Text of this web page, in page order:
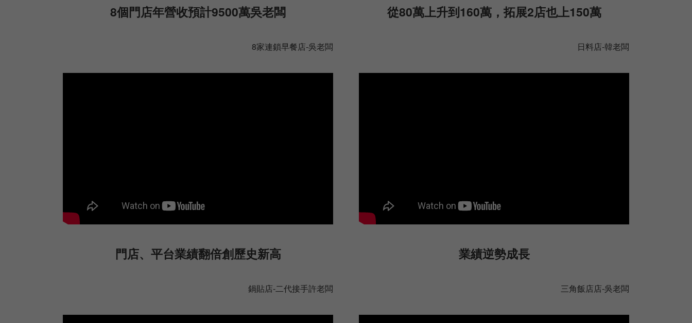
8個門店年營收預計9500萬吳老闆 從80萬上升到160萬，拓展2店也上150萬
8家連鎖早餐店-吳老闆 日料店-韓老闆
門店、平台業績翻倍創歷史新高 業績逆勢成長
鍋貼店-二代接手許老闆 三角飯店店-吳老闆